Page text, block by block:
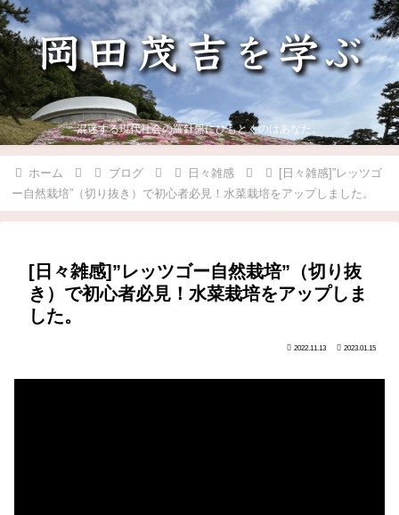
混迷する現代社会の羅針盤にひもとくのはあなた。
ホーム ブログ 日々雑感
[日々雑感]”レッツゴ
ー自然栽培”（切り抜き）で初心者必見！水菜栽培をアップしました。
[日々雑感]”レッツゴー自然栽培”（切り抜
き）で初心者必見！水菜栽培をアップしま
した。
2022.11.13 2023.01.15